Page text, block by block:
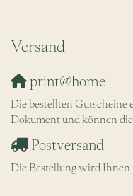
Versand
print@home
Die bestellten Gutscheine
Dokument und können
Postversand
Die Bestellung wird Ihnen